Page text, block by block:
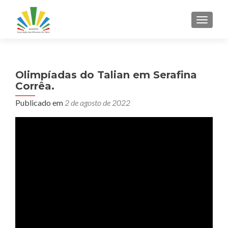
Olimpíadas do Talian em Serafina
Corrêa.
Publicado em 2 de agosto de 2022